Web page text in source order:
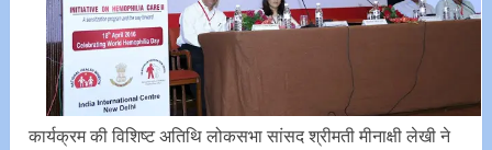
कार्यक्रम की विशिष्ट अतिथि लोकसभा सांसद श्रीमती मीनाक्षी लेखी ने